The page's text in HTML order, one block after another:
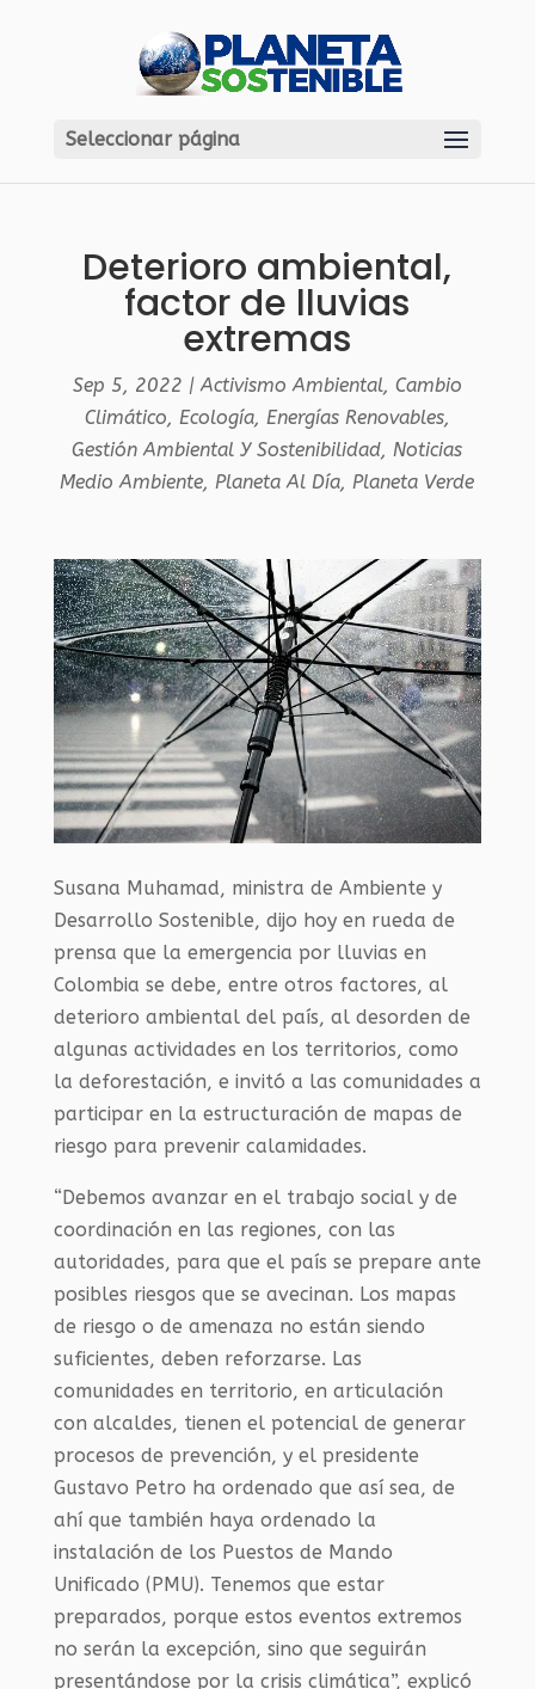
Seleccionar página
Deterioro ambiental,
factor de lluvias
extremas
Sep 5, 2022 |Activismo Ambiental, Cambio
Climático, Ecología, Energías Renovables,
Gestión Ambiental Y Sostenibilidad,Noticias
Medio Ambiente,Planeta Al Día,Planeta Verde
Susana Muhamad, ministra de Ambiente y
Desarrollo Sostenible, dijo hoy en rueda de
prensa que la emergencia por lluvias en
Colombia se debe, entre otros factores, al
deterioro ambiental del país, al desorden de
algunas actividades en los territorios, como
la deforestación, e invitó a las comunidades a
participar en la estructuración de mapas de
riesgo para prevenir calamidades.
“Debemos avanzar en el trabajo social y de
coordinación en las regiones, con las
autoridades, para que el país se prepare ante
posibles riesgos que se avecinan. Los mapas
de riesgo o de amenaza no están siendo
suficientes, deben reforzarse. Las
comunidades en territorio, en articulación
con alcaldes, tienen el potencial de generar
procesos de prevención, y el presidente
Gustavo Petro ha ordenado que así sea, de
ahí que también haya ordenado la
instalación de los Puestos de Mando
Unificado (PMU). Tenemos que estar
preparados, porque estos eventos extremos
no serán la excepción, sino que seguirán
presentándose por la crisis climática”, explicó